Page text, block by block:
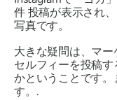
件投稿が表示され
写真です。
大きな疑問は、マ
セルフィーを投稿
かということです
す。.